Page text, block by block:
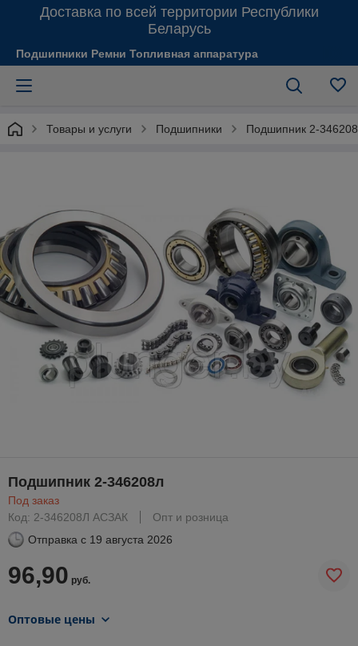
Доставка по всей территории Республики
Беларусь
Подшипники Ремни Топливная аппаратура
Товары и услуги Подшипники Подшипник 2-
Подшипник 2-346208л
Под заказ
Код: 2-346208Л АСЗАК
Опт и розница
Отправка с 19 августа 2026
96,90 руб.
Оптовые цены